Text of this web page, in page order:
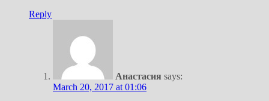
Reply
Анастасия says:
March 20, 2017 at 01:06